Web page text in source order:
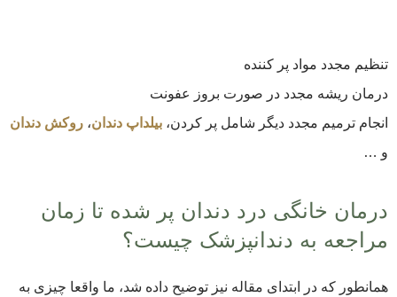
تنظیم مجدد مواد پر کننده
درمان ریشه مجدد در صورت بروز عفونت
انجام ترمیم مجدد دیگر شامل پر کردن، بیلداپ دندان، روکش دندان
و …
درمان خانگی درد دندان پر شده تا زمان
مراجعه به دندانپزشک چیست؟
همانطور که در ابتدای مقاله نیز توضیح داده شد، ما واقعا چیزی به